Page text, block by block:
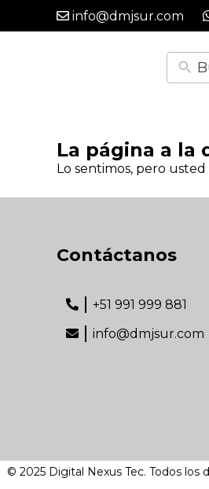
info@dmjsur.com
La página a la
Lo sentimos, pero
Contáctanos
+51 991 999 881
info@dmjsur.com
© 2025 Digital Nexus Tec. Todos los